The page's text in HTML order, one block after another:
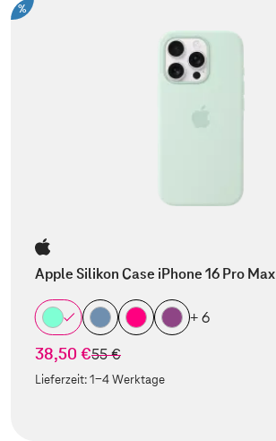
%
Apple Silikon Case iPhone 16 Pro Max
+ 6
38,50 €statt
55 €
Lieferzeit:1-4 Werktage